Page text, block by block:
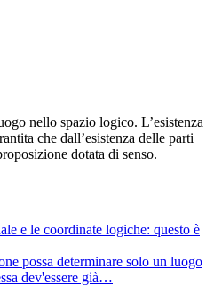
nello spazio logico. L’esistenza
che dall’esistenza delle parti
dotata di senso.
e le coordinate logiche: questo è
possa determinare solo un luogo
dev'essere già…